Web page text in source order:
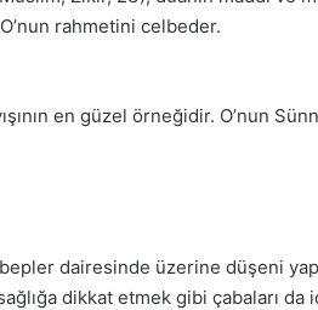
rahmetini celbeder.
en güzel örneğidir. O’nun
dairesinde üzerine düşeni
dikkat etmek gibi çabaları